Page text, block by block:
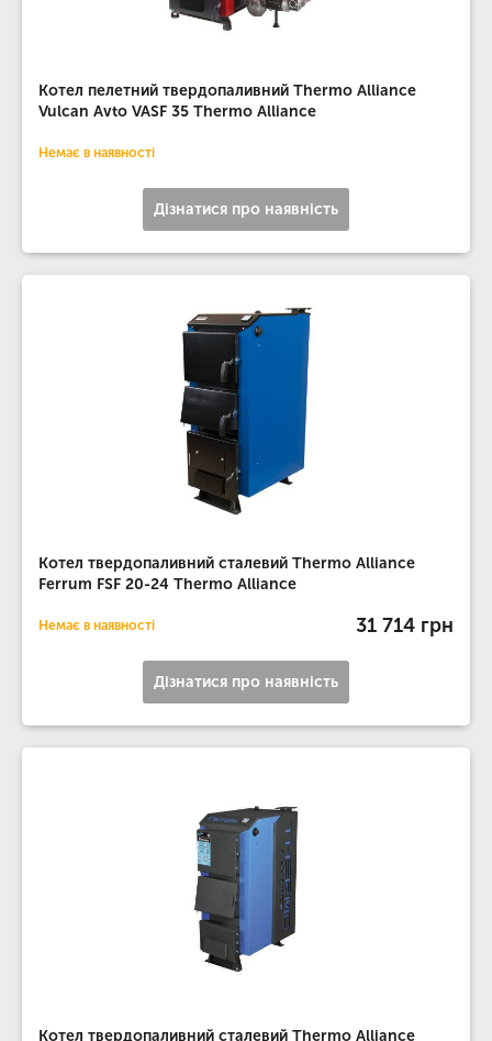
Котел пелетний твердопаливний Thermo Alliance
Vulcan Avto VASF 35 Thermo Alliance
Немає в наявності
Дізнатися про наявність
Котел твердопаливний сталевий Thermo Alliance
Ferrum FSF 20-24 Thermo Alliance
Немає в наявності 31 714 грн
Дізнатися про наявність
Котел твердопаливний сталевий Thermo Alliance